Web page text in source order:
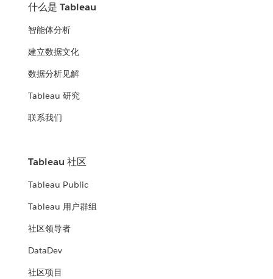
什么是 Tableau
智能体分析
建立数据文化
数据分析见解
Tableau 研究
联系我们
Tableau 社区
Tableau Public
Tableau 用户群组
社区领导者
DataDev
社区项目